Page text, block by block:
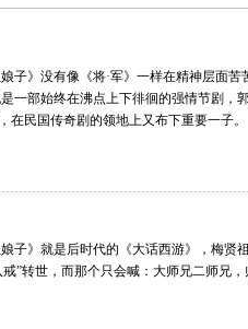
》没有像《将·军》一样在精神层面苦
一部始终在沸点上下徘徊的强情节剧，
在民国传奇剧的领地上又布下重要一子。
》就是后时代的《大话西游》，梅贤
”转世，而那个只会喊：大师兄二师兄